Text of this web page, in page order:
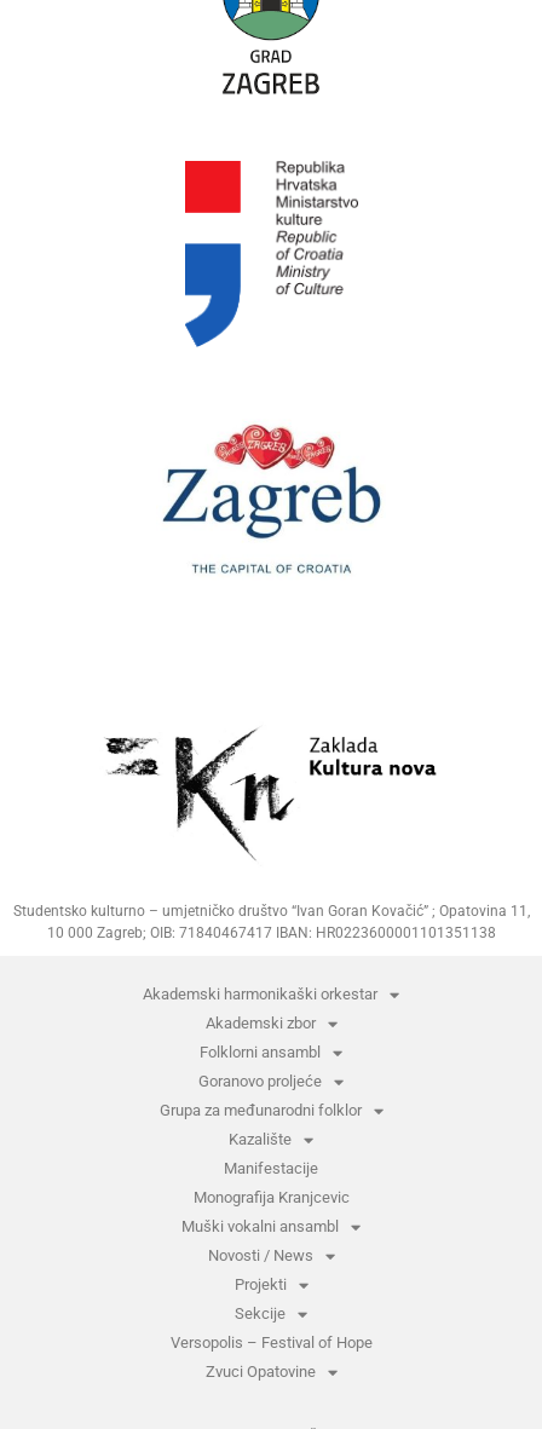
Studentsko kulturno – umjetničko društvo “Ivan Goran Kovačić” ; Opatovina 11,
10 000 Zagreb; OIB: 71840467417 IBAN: HR0223600001101351138
Akademski harmonikaški orkestar
Akademski zbor
Folklorni ansambl
Goranovo proljeće
Grupa za međunarodni folklor
Kazalište
Manifestacije
Monografija Kranjcevic
Muški vokalni ansambl
Novosti / News
Projekti
Sekcije
Versopolis – Festival of Hope
Zvuci Opatovine